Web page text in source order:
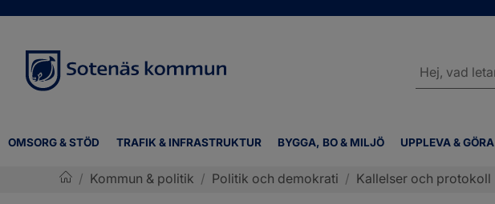
OMSORG & STÖD TRAFIK & INFRASTRUKTUR BYGGA, BO & MILJÖ UPPLEVA & GÖRA
webbplatsen
/ Kommun & politik / Politik och demokrati / Kallelser och protokoll